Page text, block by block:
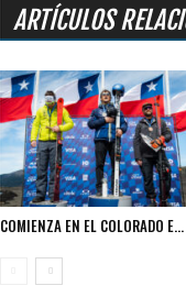
ARTÍCULOS
COMIENZA EN EL COLORADO E...